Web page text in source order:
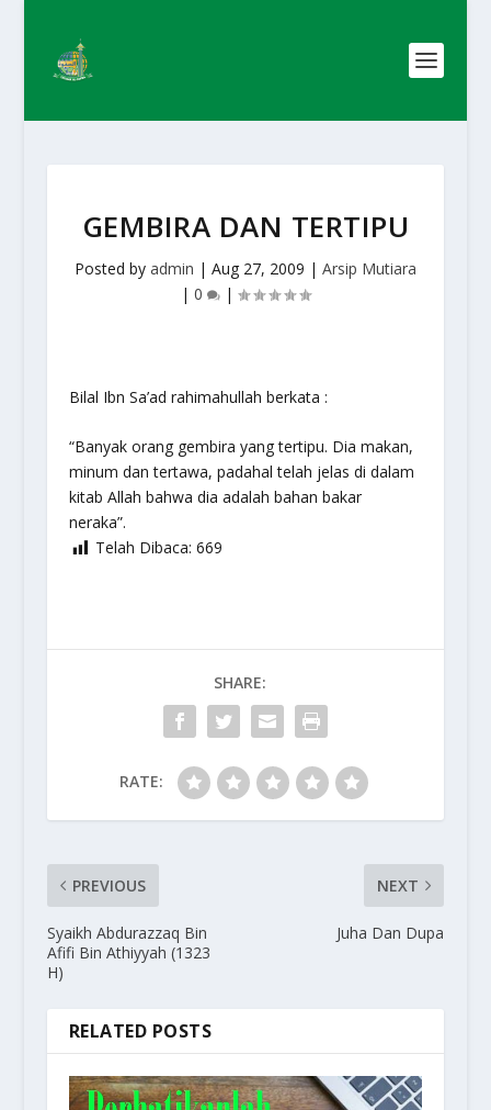
GEMBIRA DAN TERTIPU
Posted by admin | Aug 27, 2009 | Arsip Mutiara
| 0 |
Bilal Ibn Sa’ad rahimahullah berkata :
“Banyak orang gembira yang tertipu. Dia makan,
minum dan tertawa, padahal telah jelas di dalam
kitab Allah bahwa dia adalah bahan bakar
neraka”.
Telah Dibaca: 669
SHARE:
RATE:
PREVIOUS
Syaikh Abdurazzaq Bin
Afifi Bin Athiyyah (1323
H)
NEXT
Juha Dan Dupa
RELATED POSTS